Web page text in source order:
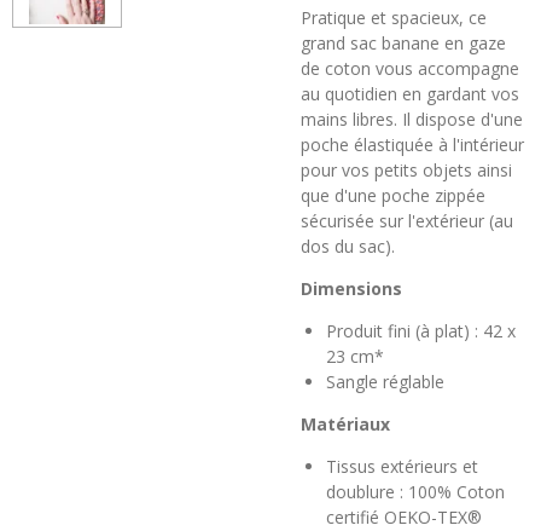
Pratique et spacieux, ce
grand sac banane en gaze
de coton vous accompagne
au quotidien en gardant vos
mains libres. Il dispose d'une
poche élastiquée à l'intérieur
pour vos petits objets ainsi
que d'une poche zippée
sécurisée sur l'extérieur (au
dos du sac).
Dimensions
Produit fini (à plat) : 42 x
23 cm*
Sangle réglable
Matériaux
Tissus extérieurs et
doublure : 100% Coton
certifié OEKO-TEX®